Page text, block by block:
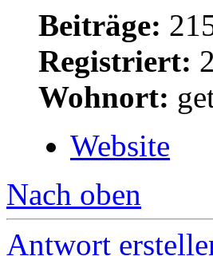
Beiträge:
Registriert:
Wohnort:
Website
Nach oben
Antwort